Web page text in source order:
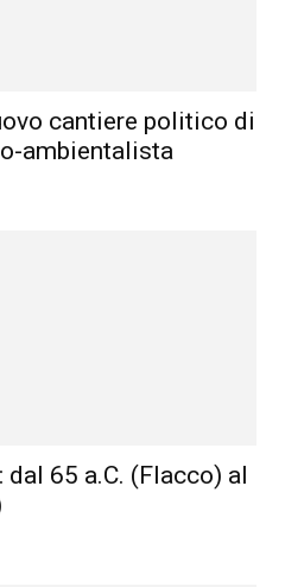
cantiere politico di
ambientalista
65 a.C. (Flacco) al